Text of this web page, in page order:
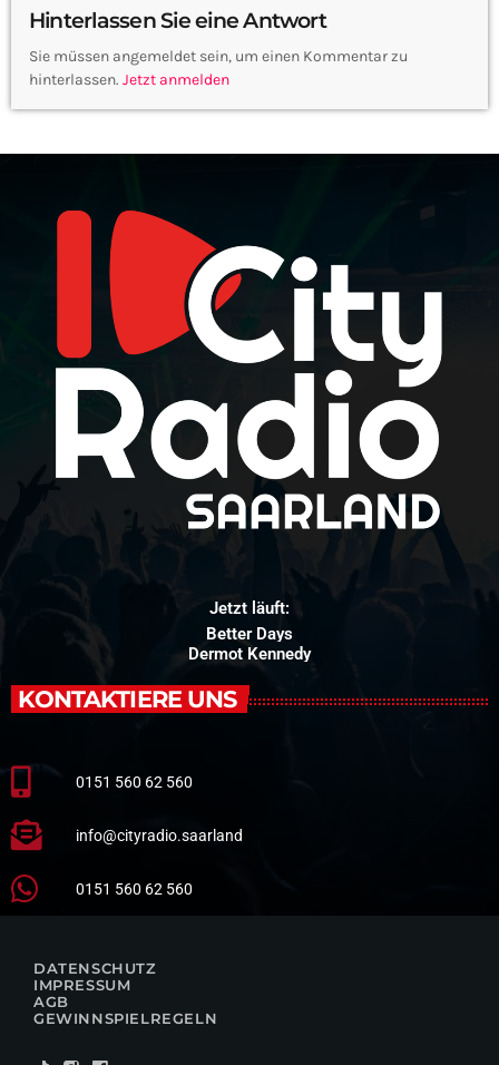
Hinterlassen Sie eine Antwort
Sie müssen angemeldet sein, um einen Kommentar zu
hinterlassen. Jetzt anmelden
Jetzt läuft:
Better Days
Dermot Kennedy
KONTAKTIERE UNS
0151 560 62 560
info@cityradio.saarland
0151 560 62 560
DATENSCHUTZ
IMPRESSUM
AGB
GEWINNSPIELREGELN